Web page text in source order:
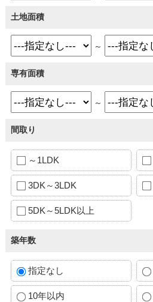
土地面積
～
専有面積
～
間取り
～1LDK
3DK～3LDK
5DK～5LDK以上
築年数
指定なし
10年以内